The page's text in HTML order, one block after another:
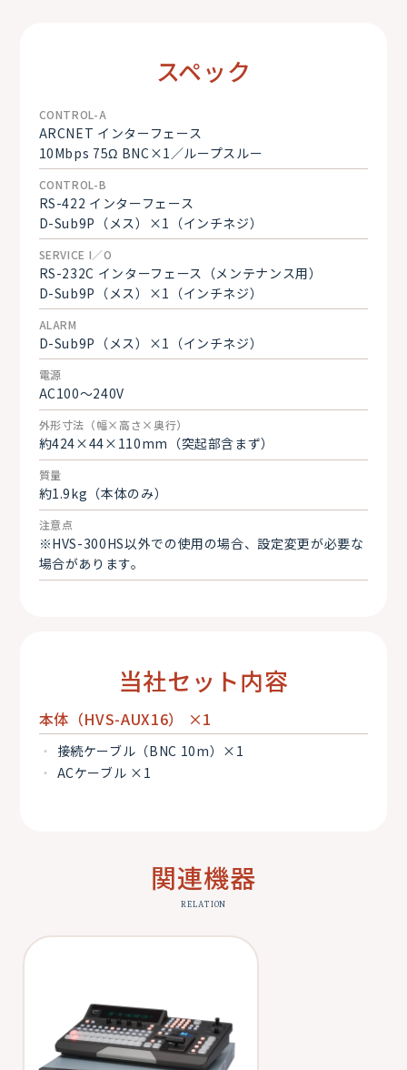
スペック
CONTROL-A
ARCNET インターフェース
10Mbps 75Ω BNC×1／ループスルー
CONTROL-B
RS-422 インターフェース
D-Sub9P（メス）×1（インチネジ）
SERVICE I／O
RS-232C インターフェース（メンテナンス用）
D-Sub9P（メス）×1（インチネジ）
ALARM
D-Sub9P（メス）×1（インチネジ）
電源
AC100～240V
外形寸法（幅×高さ×奥行）
約424×44×110mm（突起部含まず）
質量
約1.9kg（本体のみ）
注意点
※HVS-300HS以外での使用の場合、設定変更が必要な
場合があります。
当社セット内容
本体（HVS-AUX16） ×1
接続ケーブル（BNC 10m）×1
ACケーブル ×1
関連機器
RELATION